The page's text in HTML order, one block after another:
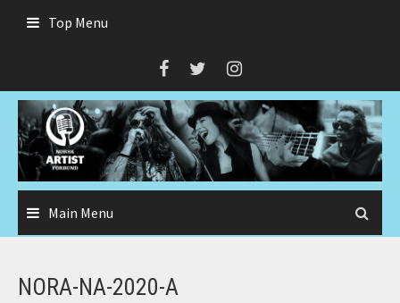
Top Menu
Main Menu
NORA-NA-2020-A